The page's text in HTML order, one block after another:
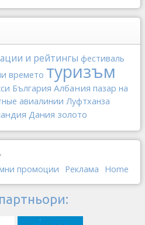
и рейтингы фестиваль
времето туризъм
България Албания пазар на
авиалинии Луфтханза
Дания золото
промоции Реклама Home